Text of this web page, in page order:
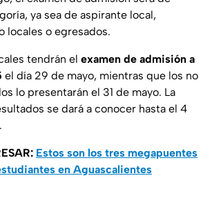
ya sea de aspirante local,
locales o egresados.
tendrán el examen de admisión a
el día 29 de mayo, mientras que los no
lo presentarán el 31 de mayo. La
se dará a conocer hasta el 4
Estos son los tres megapuentes
en Aguascalientes